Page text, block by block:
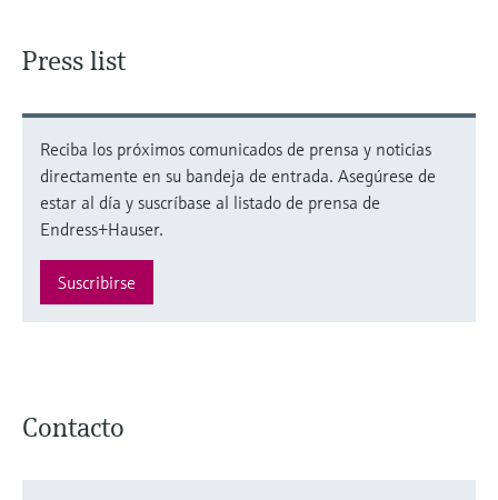
Press list
Reciba los próximos comunicados de prensa y noticias
directamente en su bandeja de entrada. Asegúrese de
estar al día y suscríbase al listado de prensa de
Endress+Hauser.
Suscribirse
Contacto